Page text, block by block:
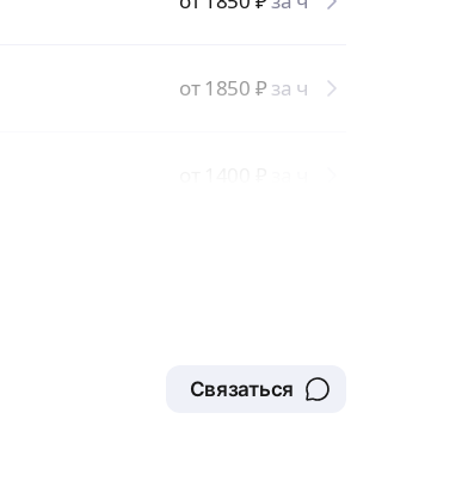
от 1850 ₽ за ч
Связаться